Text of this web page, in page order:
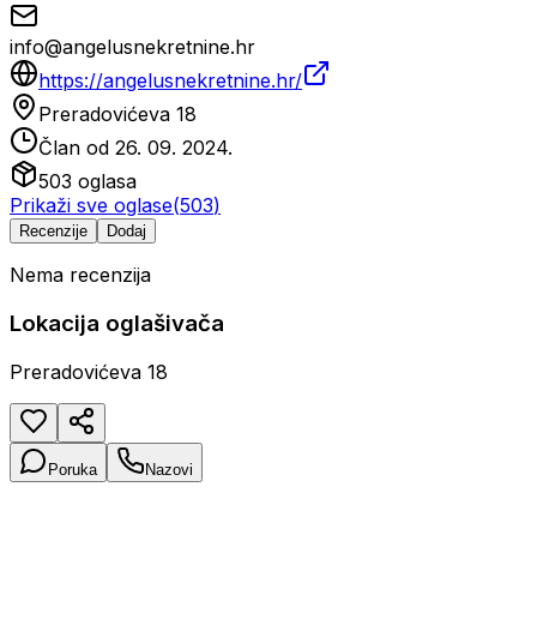
info@angelusnekretnine.hr
https://angelusnekretnine.hr/
Preradovićeva 18
Član od 26. 09. 2024.
503 oglasa
Prikaži sve oglase(503)
Recenzije Dodaj
Nema recenzija
Lokacija oglašivača
Preradovićeva 18
Poruka Nazovi